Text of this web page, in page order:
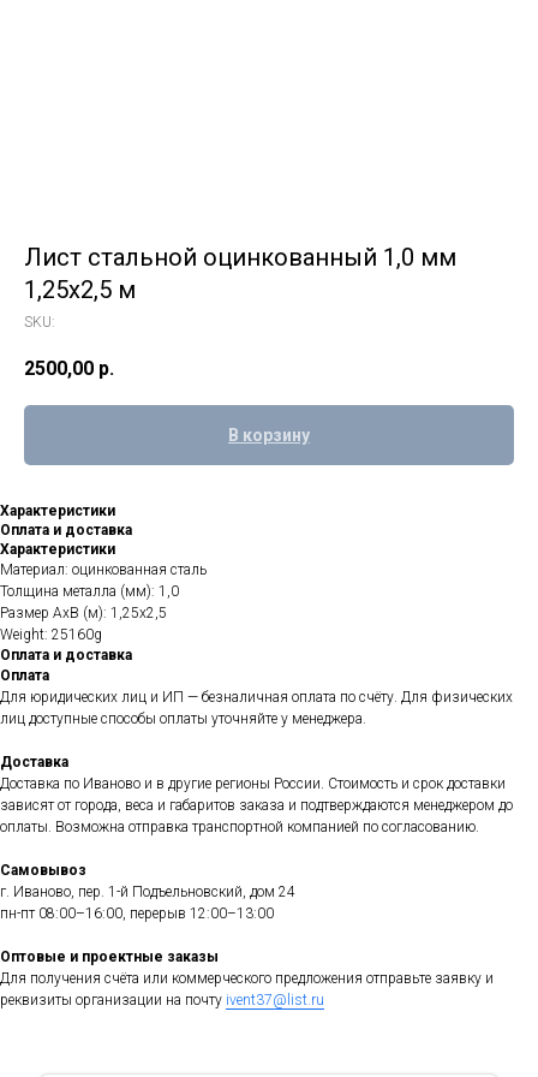
Лист стальной оцинкованный 1,0 мм
1,25х2,5 м
SKU:
2500,00 р.
В корзину
Характеристики
Оплата и доставка
Характеристики
Материал: оцинкованная сталь
Толщина металла (мм): 1,0
Размер АхВ (м): 1,25х2,5
Weight: 25160g
Оплата и доставка
Оплата
Для юридических лиц и ИП — безналичная оплата по счёту. Для физических
лиц доступные способы оплаты уточняйте у менеджера.
Доставка
Доставка по Иваново и в другие регионы России. Стоимость и срок доставки
зависят от города, веса и габаритов заказа и подтверждаются менеджером до
оплаты. Возможна отправка транспортной компанией по согласованию.
Самовывоз
г. Иваново, пер. 1-й Подъельновский, дом 24
пн-пт 08:00–16:00, перерыв 12:00–13:00
Оптовые и проектные заказы
Для получения счёта или коммерческого предложения отправьте заявку и
реквизиты организации на почту ivent37@list.ru